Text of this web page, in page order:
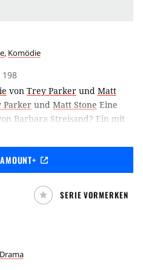
, Komödie
198
von Trey Parker und Matt
Parker und Matt Stone Eine
Barbara Streisand? Ein mit
heisst? Witze über Saddam
Truthähne, Analsonden,
und ein Hauptdarsteller, der
Wer solch abgefahrenen
South Park lieben.
SERIE VORMERKEN
Drama